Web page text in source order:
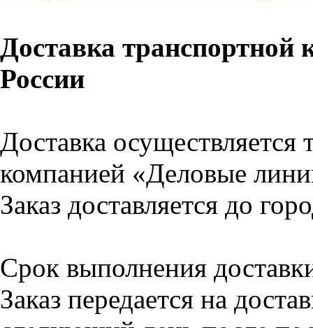
Доставка транспортной
России
Доставка осуществляется
компанией «Деловые
Заказ доставляется до
Срок выполнения
Заказ передается на